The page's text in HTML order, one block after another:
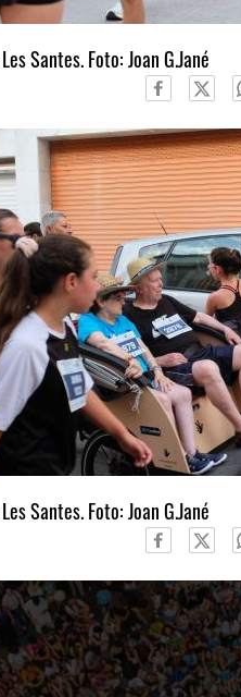
Santes. Foto: Joan G.Jané
Santes. Foto: Joan G.Jané